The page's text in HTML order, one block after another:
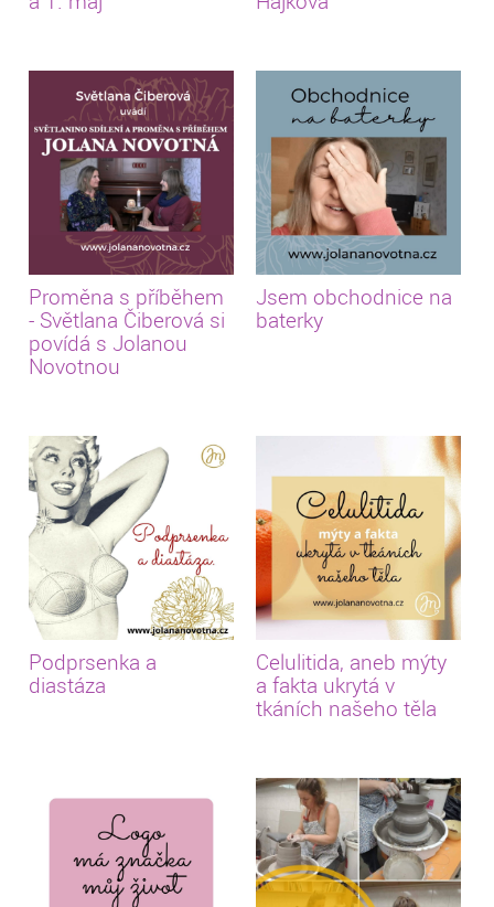
Proměna s příběhem
- Světlana Čiberová si
povídá s Jolanou
Novotnou
Jsem obchodnice na
baterky
Podprsenka a
diastáza
Celulitida, aneb mýty
a fakta ukrytá v
tkáních našeho těla